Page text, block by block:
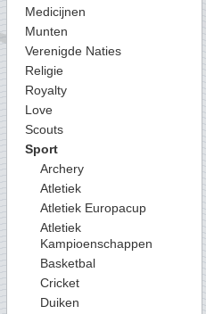
Medicijnen
Munten
Verenigde Naties
Religie
Royalty
Love
Scouts
Sport
Archery
Atletiek
Atletiek Europacup
Atletiek
Kampioenschappen
Basketbal
Cricket
Duiken